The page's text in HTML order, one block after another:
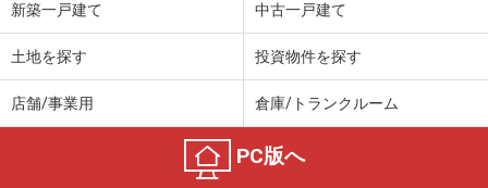
新築一戸建て 中古一戸建て
土地を探す 投資物件を探す
店舗/事業用 倉庫/トランクルーム
PC版へ